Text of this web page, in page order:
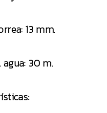
13 mm.
30 m.